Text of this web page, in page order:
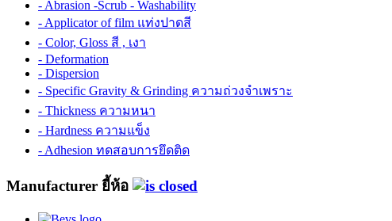
- Abrasion -Scrub - Washability
- Applicator of film แท่งปาดสี
- Color, Gloss สี , เงา
- Deformation
- Dispersion
- Specific Gravity & Grinding ความถ่วงจำเพราะ
- Thickness ความหนา
- Hardness ความแข็ง
- Adhesion ทดสอบการยึดติด
Manufacturer ยี้ห้อ